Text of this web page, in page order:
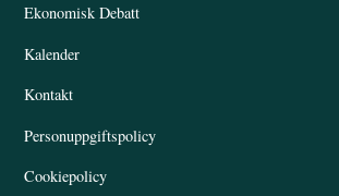
Ekonomisk Debatt
Kalender
Kontakt
Personuppgiftspolicy
Cookiepolicy